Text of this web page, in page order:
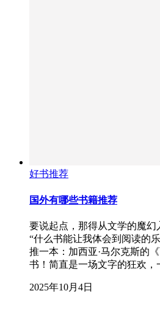
好书推荐
国外有哪些书籍推荐
要说起点，那得从文学的魔
“什么书能让我体会到阅读的
推一本：加西亚·马尔克斯的
书！简直是一场文字的狂欢
2025年10月4日